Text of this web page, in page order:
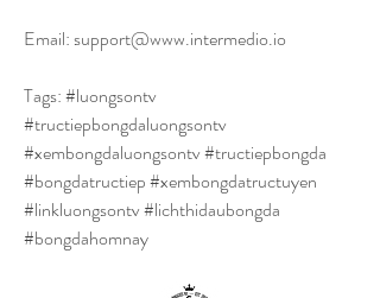
Email: support@www.intermedio.io
Tags: #luongsontv
#tructiepbongdaluongsontv
#xembongdaluongsontv #tructiepbongda
#bongdatructiep #xembongdatructuyen
#linkluongsontv #lichthidaubongda
#bongdahomnay